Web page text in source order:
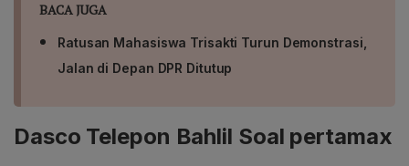
BACA JUGA
Ratusan Mahasiswa Trisakti Turun Demonstrasi,
Jalan di Depan DPR Ditutup
Dasco Telepon Bahlil Soal pertamax